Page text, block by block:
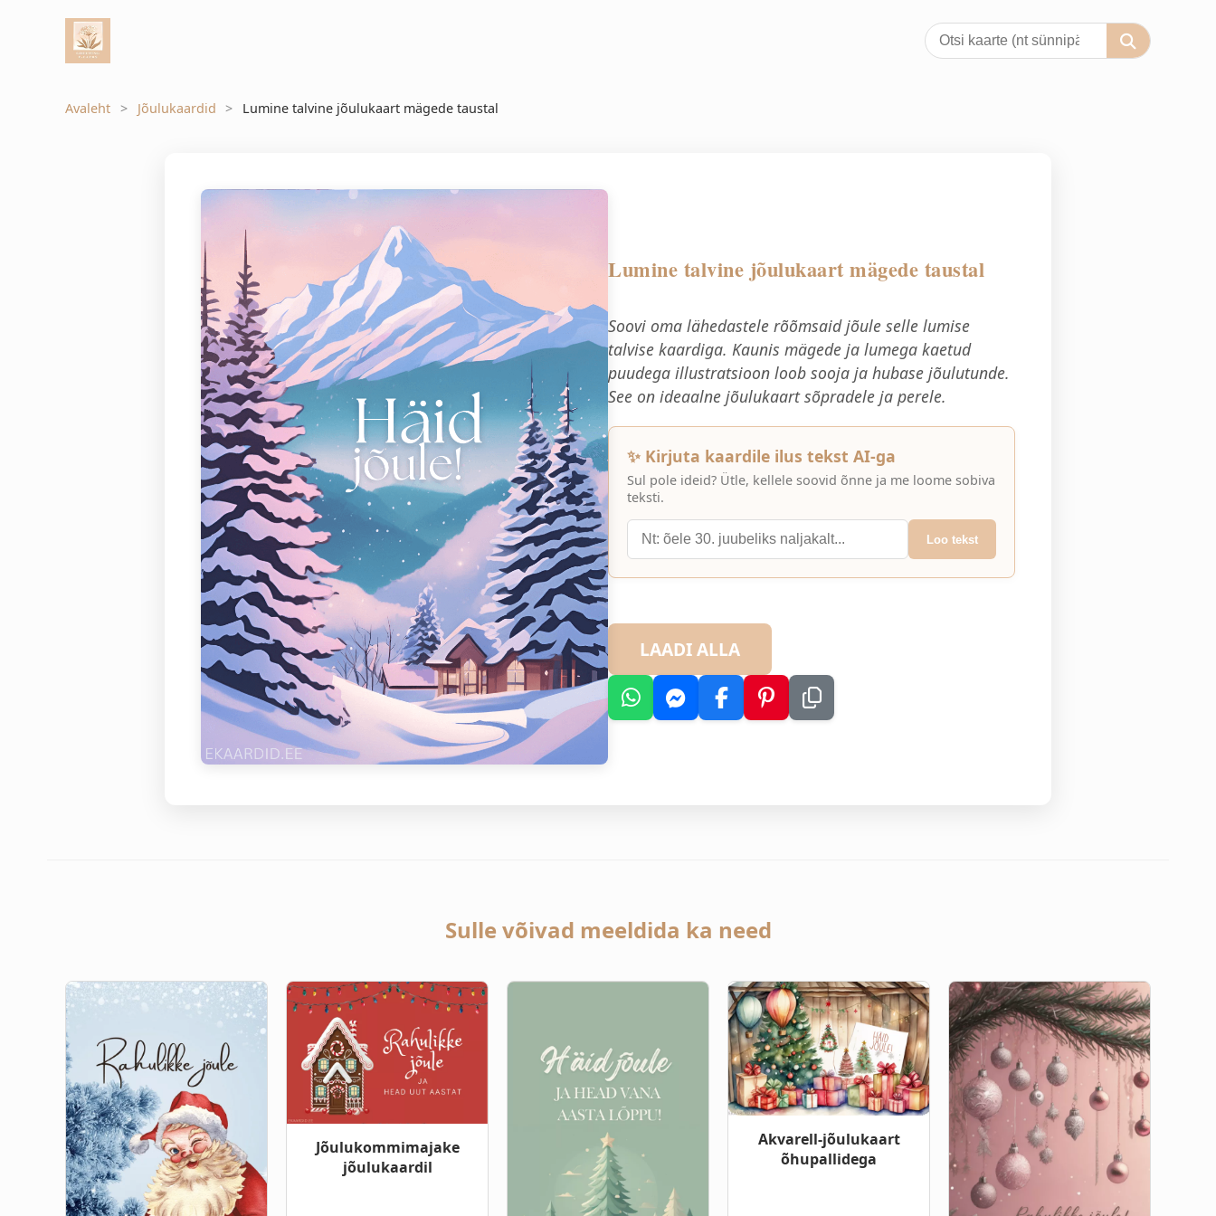
Avaleht Jõulukaardid Lumine talvine jõulukaart mägede taustal
Lumine talvine jõulukaart mägede taustal
Soovi oma lähedastele rõõmsaid jõule selle lumise
talvise kaardiga. Kaunis mägede ja lumega kaetud
puudega illustratsioon loob sooja ja hubase jõulutunde.
See on ideaalne jõulukaart sõpradele ja perele.
✨ Kirjuta kaardile ilus tekst AI-ga
Sul pole ideid? Ütle, kellele soovid õnne ja me loome sobiva
teksti.
Loo tekst
LAADI ALLA
Sulle võivad meeldida ka need
Jõulukommimajake
jõulukaardil
Akvarell-jõulukaart
õhupallidega